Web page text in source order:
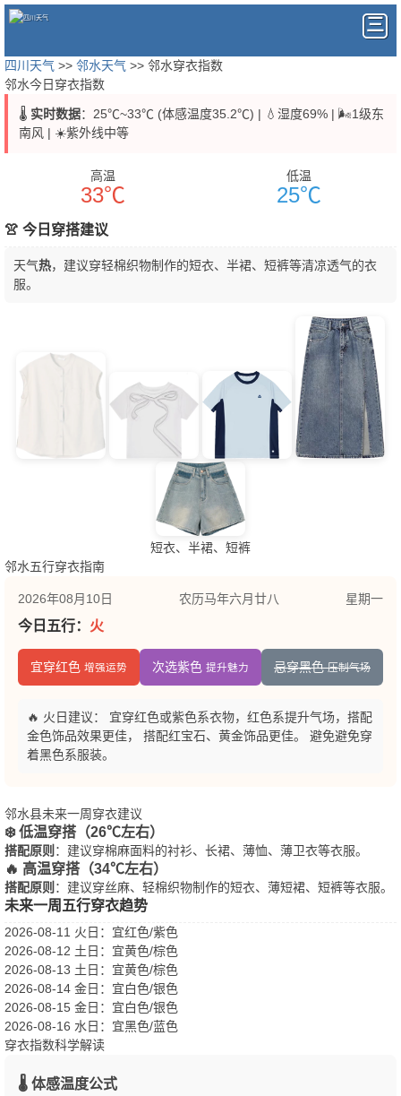
四川天气 >> 邻水天气 >> 邻水穿衣指数
邻水今日穿衣指数
🌡️ 实时数据：25℃~33℃ (体感温度35.2℃) | 💧湿度69% | 🌬️1级东
南风 | ☀️紫外线中等
高温
33℃
低温
25℃
👚 今日穿搭建议
天气热，建议穿轻棉织物制作的短衣、半裙、短裤等清凉透气的衣
服。
短衣、半裙、短裤
邻水五行穿衣指南
2026年08月10日 农历马年六月廿八 星期一
今日五行： 火
宜穿红色 增强运势 次选紫色 提升魅力 忌穿黑色 压制气场
🔥 火日建议： 宜穿红色或紫色系衣物，红色系提升气场，搭配
金色饰品效果更佳， 搭配红宝石、黄金饰品更佳。 避免避免穿
着黑色系服装。
邻水县未来一周穿衣建议
❄️ 低温穿搭（26℃左右）
搭配原则 ：建议穿棉麻面料的衬衫、长裙、薄恤、薄卫衣等衣服。
🔥 高温穿搭（34℃左右）
搭配原则 ：建议穿丝麻、轻棉织物制作的短衣、薄短裙、短裤等衣服。
未来一周五行穿衣趋势
2026-08-11 火日 ：宜红色/紫色
2026-08-12 土日 ：宜黄色/棕色
2026-08-13 土日 ：宜黄色/棕色
2026-08-14 金日 ：宜白色/银色
2026-08-15 金日 ：宜白色/银色
2026-08-16 水日 ：宜黑色/蓝色
穿衣指数科学解读
🌡️ 体感温度公式